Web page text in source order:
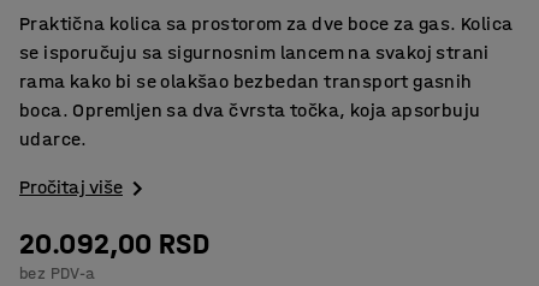
Praktična kolica sa prostorom za dve boce za gas. Kolica
se isporučuju sa sigurnosnim lancem na svakoj strani
rama kako bi se olakšao bezbedan transport gasnih
boca. Opremljen sa dva čvrsta točka, koja apsorbuju
udarce.
Pročitaj više
20.092,00 RSD
bez PDV-a